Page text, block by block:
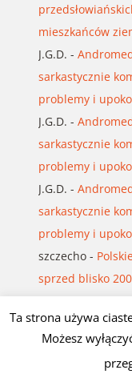
mieszkańców
J.G.D. -
sarkastycznie
problemy i
J.G.D. -
sarkastycznie
problemy i
J.G.D. -
sarkastycznie
problemy i
szczecho-
sprzed blisko
powierzchnią
MOJE KSIĄŻKI
Ta strona używa
Możesz